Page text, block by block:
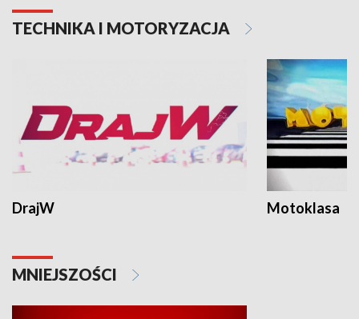
TECHNIKA I MOTORYZACJA
DrajW Motoklasa
MNIEJSZOŚCI